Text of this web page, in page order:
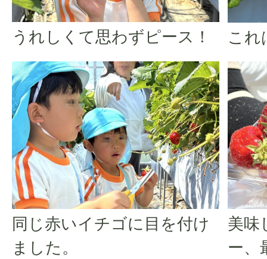
うれしくて思わずピース！ これ
同じ赤いイチゴに目を付け
ました。
美味
ー、